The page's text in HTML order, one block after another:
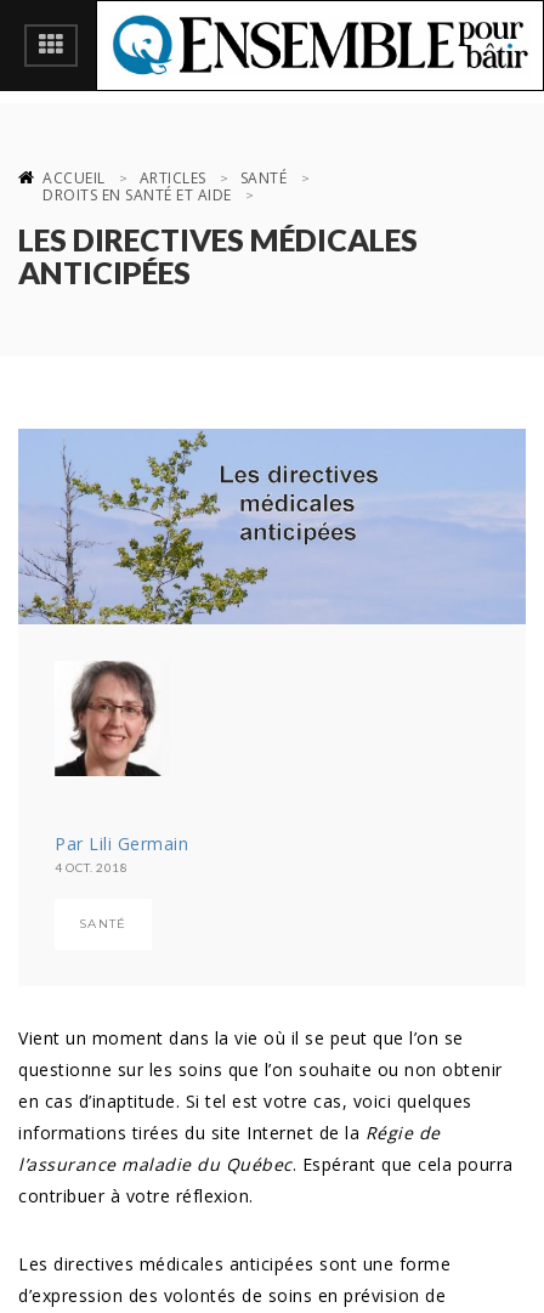
ACCUEIL ARTICLES
SANTÉ
DROITS EN SANTÉ ET AIDE
LES DIRECTIVES MÉDICALES
ANTICIPÉES
Par Lili Germain
4 OCT. 2018
SANTÉ
Vient un moment dans la vie où il se peut que l’on se
questionne sur les soins que l’on souhaite ou non obtenir
en cas d’inaptitude. Si tel est votre cas, voici quelques
informations tirées du site Internet de la Régie de
l’assurance maladie du Québec. Espérant que cela pourra
contribuer à votre réflexion.
Les directives médicales anticipées sont une forme
d’expression des volontés de soins en prévision de